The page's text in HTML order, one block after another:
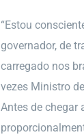
“Estou
governador, de
carregado nos
vezes Ministro
Antes de chegar